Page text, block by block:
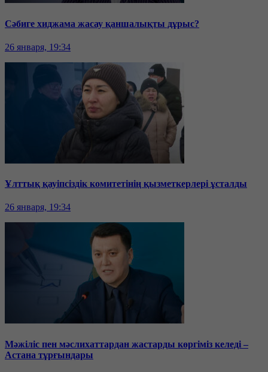
Сәбиге хиджама жасау қаншалықты дұрыс?
26 января, 19:34
Ұлттық қауіпсіздік комитетінің қызметкерлері ұсталды
26 января, 19:34
Мәжіліс пен мәслихаттардан жастарды көргіміз келеді –
Астана тұрғындары